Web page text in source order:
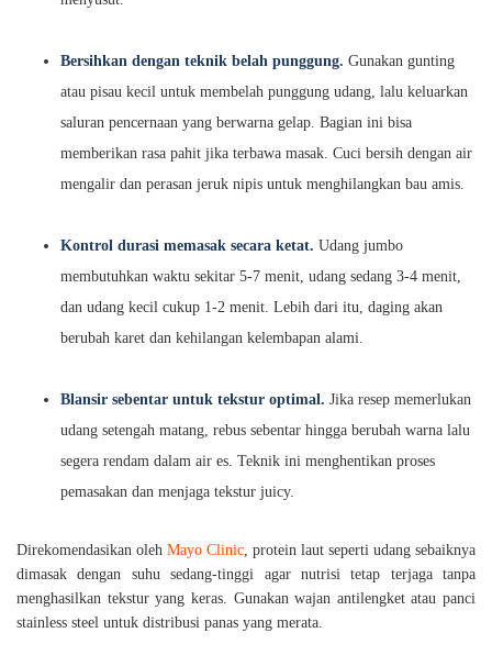
Bersihkan dengan teknik belah punggung. Gunakan gunting
atau pisau kecil untuk membelah punggung udang, lalu keluarkan
saluran pencernaan yang berwarna gelap. Bagian ini bisa
memberikan rasa pahit jika terbawa masak. Cuci bersih dengan air
mengalir dan perasan jeruk nipis untuk menghilangkan bau amis.
Kontrol durasi memasak secara ketat. Udang jumbo
membutuhkan waktu sekitar 5-7 menit, udang sedang 3-4 menit,
dan udang kecil cukup 1-2 menit. Lebih dari itu, daging akan
berubah karet dan kehilangan kelembapan alami.
Blansir sebentar untuk tekstur optimal. Jika resep memerlukan
udang setengah matang, rebus sebentar hingga berubah warna lalu
segera rendam dalam air es. Teknik ini menghentikan proses
pemasakan dan menjaga tekstur juicy.
Direkomendasikan oleh Mayo Clinic , protein laut seperti udang sebaiknya
dimasak dengan suhu sedang-tinggi agar nutrisi tetap terjaga tanpa
menghasilkan tekstur yang keras. Gunakan wajan antilengket atau panci
stainless steel untuk distribusi panas yang merata.